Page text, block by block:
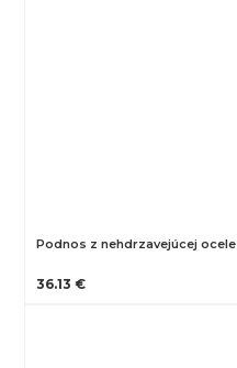
Podnos z nehdrzavejúcej ocele
36.13 €